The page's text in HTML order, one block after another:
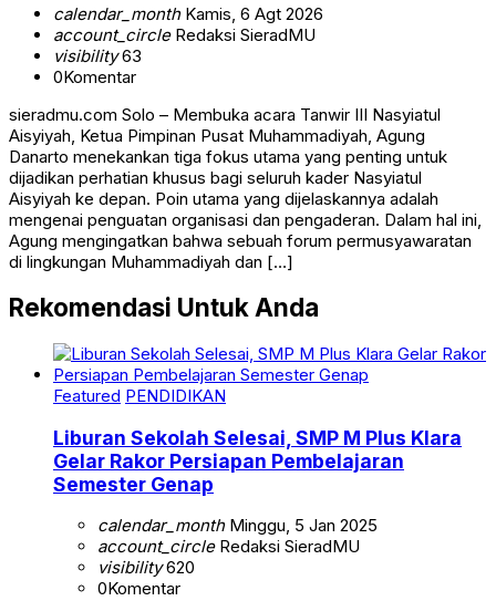
calendar_monthKamis, 6 Agt 2026
account_circleRedaksi SieradMU
visibility63
0Komentar
sieradmu.com Solo – Membuka acara Tanwir III Nasyiatul
Aisyiyah, Ketua Pimpinan Pusat Muhammadiyah, Agung
Danarto menekankan tiga fokus utama yang penting untuk
dijadikan perhatian khusus bagi seluruh kader Nasyiatul
Aisyiyah ke depan. Poin utama yang dijelaskannya adalah
mengenai penguatan organisasi dan pengaderan. Dalam hal ini,
Agung mengingatkan bahwa sebuah forum permusyawaratan
di lingkungan Muhammadiyah dan […]
Rekomendasi Untuk Anda
Featured PENDIDIKAN
Liburan Sekolah Selesai, SMP M Plus Klara
Gelar Rakor Persiapan Pembelajaran
Semester Genap
calendar_monthMinggu, 5 Jan 2025
account_circleRedaksi SieradMU
visibility620
0Komentar